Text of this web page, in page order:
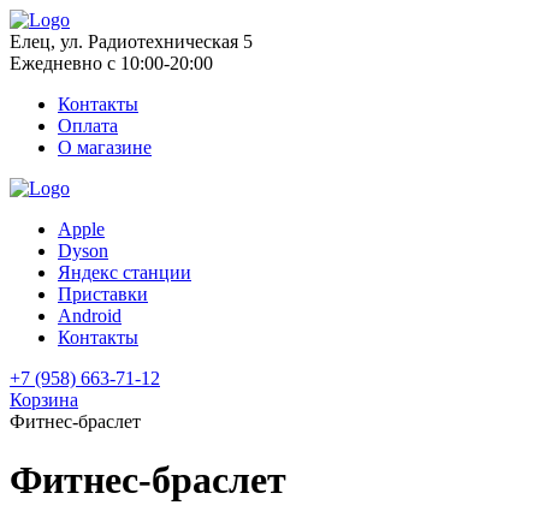
Елец, ул. Радиотехническая 5
Ежедневно с 10:00-20:00
Контакты
Оплата
О магазине
Apple
Dyson
Яндекс станции
Приставки
Android
Контакты
+7 (958) 663-71-12
Корзина
Фитнес-браслет
Фитнес-браслет